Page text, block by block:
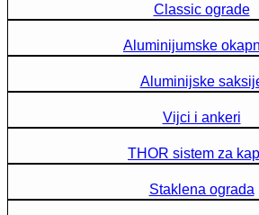
Classic ograde
Aluminijumske
Aluminijske
Vijci i ankeri
THOR sistem za
Staklena ograda